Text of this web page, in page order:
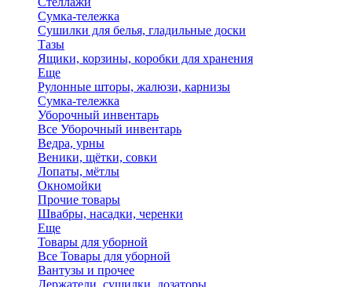
Сумка-тележка
Сушилки для белья, гладильные доски
Тазы
Ящики, корзины, коробки для хранения
Еще
Рулонные шторы, жалюзи, карнизы
Сумка-тележка
Уборочный инвентарь
Все Уборочный инвентарь
Ведра, урны
Веники, щётки, совки
Лопаты, мётлы
Окномойки
Прочие товары
Швабры, насадки, черенки
Еще
Товары для уборной
Все Товары для уборной
Вантузы и прочее
Держатели, сушилки, дозаторы